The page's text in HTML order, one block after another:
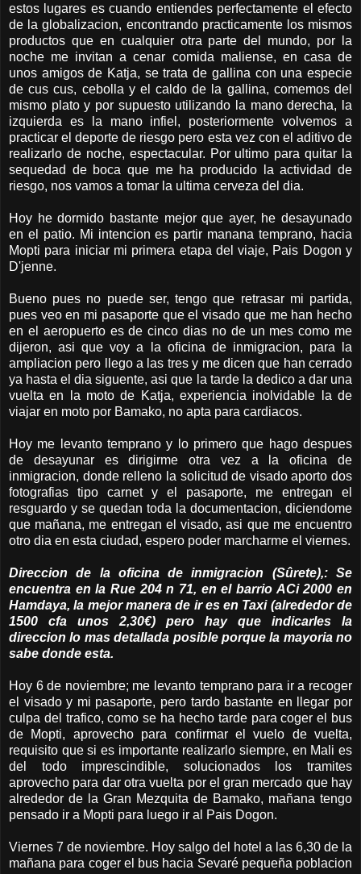
estos lugares es cuando entiendes perfectamente el efecto
de la globalizacion, encontrando practicamente los mismos
productos que en cualquier otra parte del mundo, por la
noche me invitan a cenar comida maliense, en casa de
unos amigos de Katja, se trata de gallina con una especie
de cus cus, cebolla y el caldo de la gallina, comemos del
mismo plato y por supuesto utilizando la mano derecha, la
izquierda es la mano infiel, posteriormente volvemos a
practicar el deporte de riesgo pero esta vez con el aditivo de
realizarlo de noche, espectacular. Por ultimo para quitar la
sequedad de boca que me ha producido la actividad de
riesgo, nos vamos a tomar la ultima cerveza del dia.
Hoy he dormido bastante mejor que ayer, he desayunado
en el patio. Mi intencion es partir manana temprano, hacia
Mopti para iniciar mi primera etapa del viaje, Pais Dogon y
D'jenne.
Bueno pues no puede ser, tengo que retrasar mi partida,
pues veo en mi pasaporte que el visado que me han hecho
en el aeropuerto es de cinco dias no de un mes como me
dijeron, asi que voy a la oficina de inmigracion, para la
ampliacion pero llego a las tres y me dicen que han cerrado
ya hasta el dia siguente, asi que la tarde la dedico a dar una
vuelta en la moto de Katja, experiencia inolvidable la de
viajar en moto por Bamako, no apta para cardiacos.
Hoy me levanto temprano y lo primero que hago despues
de desayunar es dirigirme otra vez a la oficina de
inmigracion, donde relleno la solicitud de visado aporto dos
fotografias tipo carnet y el pasaporte, me entregan el
resguardo y se quedan toda la documentacion, diciendome
que mañana, me entregan el visado, asi que me encuentro
otro dia en esta ciudad, espero poder marcharme el viernes.
Direccion de la oficina de inmigracion (Sûrete),: Se
encuentra en la Rue 204 n 71, en el barrio ACi 2000 en
Hamdaya, la mejor manera de ir es en Taxi (alrededor de
1500 cfa unos 2,30€) pero hay que indicarles la
direccion lo mas detallada posible porque la mayoria no
sabe donde esta.
Hoy 6 de noviembre; me levanto temprano para ir a recoger
el visado y mi pasaporte, pero tardo bastante en llegar por
culpa del trafico, como se ha hecho tarde para coger el bus
de Mopti, aprovecho para confirmar el vuelo de vuelta,
requisito que si es importante realizarlo siempre, en Mali es
del todo imprescindible, solucionados los tramites
aprovecho para dar otra vuelta por el gran mercado que hay
alrededor de la Gran Mezquita de Bamako, mañana tengo
pensado ir a Mopti para luego ir al Pais Dogon.
Viernes 7 de noviembre. Hoy salgo del hotel a las 6,30 de la
mañana para coger el bus hacia Sevaré pequeña poblacion